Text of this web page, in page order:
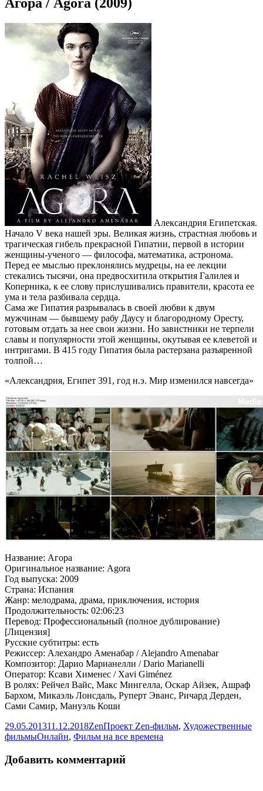
Александрия Египетская.
Начало V века нашей эры. Великая жизнь, страстная любовь и
трагическая гибель прекрасной Гипатии, первой в истории
женщины-ученого — философа, математика, астронома.
Перед ее мыслью преклонялись мудрецы, на ее лекции
стекались тысячи, она предвосхитила открытия Галилея и
Коперника, к ее слову прислушивались правители, красота ее
ума и тела разбивала сердца.
Сама же Гипатия разрывалась в своей любви к двум
мужчинам — бывшему рабу Даусу и благородному Оресту,
готовым отдать за нее свои жизни. Но завистники не терпели
славы и популярности этой женщины, окутывая ее клеветой и
интригами. В 415 году Гипатия была растерзана разъяренной
толпой…
«Александрия, Египет 391, год н.э. Мир изменился навсегда»
Название: Агора
Оригинальное название: Agora
Год выпуска: 2009
Страна: Испания
Жанр: мелодрама, драма, приключения, история
Продолжительность: 02:06:23
Перевод: Профессиональный (полное дублирование)
[Лицензия]
Русские субтитры: есть
Режиссер: Алехандро Аменабар / Alejandro Amenabar
Композитор: Дарио Марианелли / Dario Marianelli
Оператор: Ксави Хименес / Xavi Giménez
В ролях: Рейчел Вайс, Макс Мингелла, Оскар Айзек, Ашраф
Бархом, Микаэль Лонсдаль, Руперт Эванс, Ричард Дерден,
Сами Самир, Мануэль Коши
Опубликовано
29.05.201311.12.2018Автор
ZenРубрики
Проект Zen-фильм, Художественные
фильмыМетки
Онлайн, Фильм на все времена
Добавить комментарий